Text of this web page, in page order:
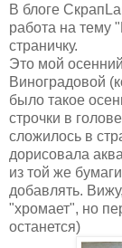
В блоге
работа на тему
страничку.
Это мой
Виноградовой
было такое
строчки в
сложилось в
дорисовала
из той же
добавлять.
"хромает", но
останется)